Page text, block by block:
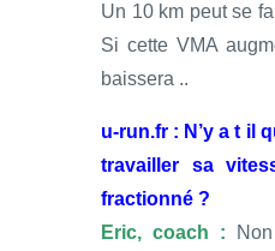
Un 10 km peut se
Si cette VMA
baissera ..
u-run.fr : N’y a t il
travailler sa
fractionné ?
Eric, coach :